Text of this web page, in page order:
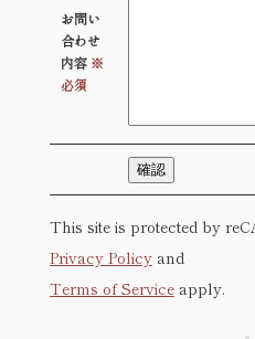
お問い
合わせ
内容 ※
必須
This site is protected by
Privacy Policyand
Terms of Serviceapply.